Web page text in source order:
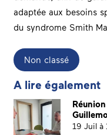
adaptée aux besoins
du syndrome Smith
Non classé
A lire également
19 Juil à